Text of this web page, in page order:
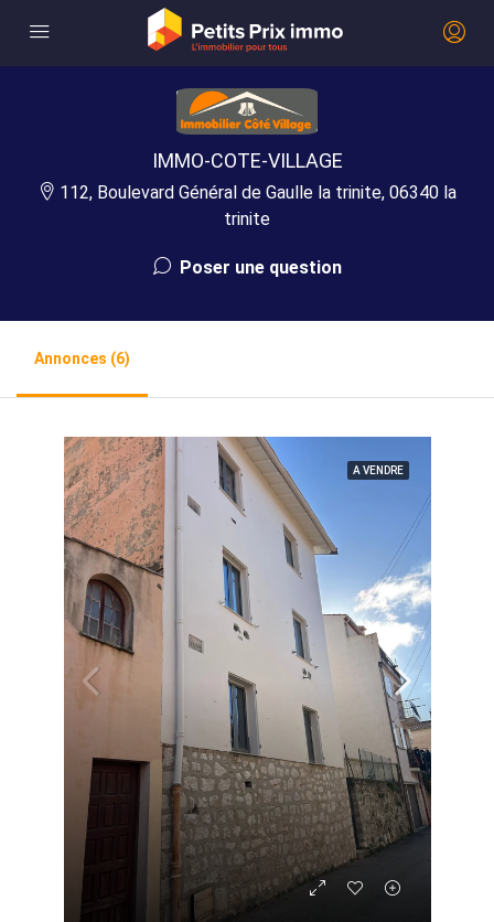
IMMO-COTE-VILLAGE
112, Boulevard Général de Gaulle la trinite, 06340 la
trinite
Poser une question
Annonces (6)
A VENDRE